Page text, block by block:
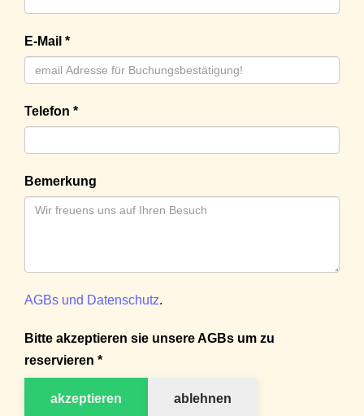
E-Mail *
Telefon *
Bemerkung
AGBs und Datenschutz.
Bitte akzeptieren sie unsere AGBs um zu
reservieren *
akzeptieren ablehnen